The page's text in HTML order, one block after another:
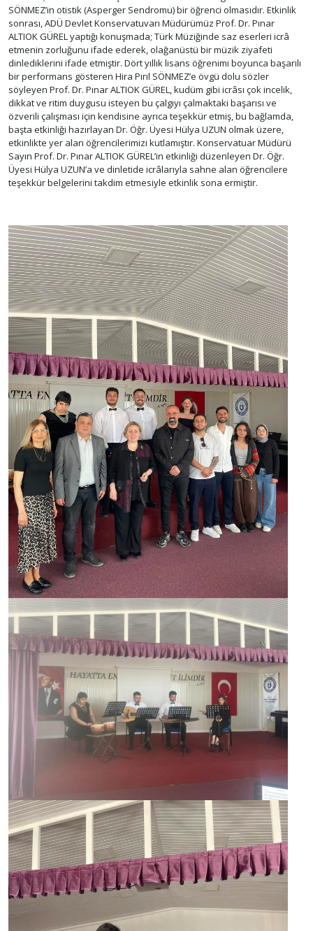
SÖNMEZ’in otistik (Asperger Sendromu) bir öğrenci olmasıdır. Etkinlik
sonrası, ADÜ Devlet Konservatuvarı Müdürümüz Prof. Dr. Pınar
ALTIOK GÜREL yaptığı konuşmada; Türk Müziğinde saz eserleri icrâ
etmenin zorluğunu ifade ederek, olağanüstü bir müzik ziyafeti
dinlediklerini ifade etmiştir. Dört yıllık lisans öğrenimi boyunca başarılı
bir performans gösteren Hira Pırıl SÖNMEZ’e övgü dolu sözler
söyleyen Prof. Dr. Pınar ALTIOK GÜREL, kudüm gibi icrâsı çok incelik,
dikkat ve ritim duygusu isteyen bu çalgıyı çalmaktaki başarısı ve
özverili çalışması için kendisine ayrıca teşekkür etmiş, bu bağlamda,
başta etkinliği hazırlayan Dr. Öğr. Üyesi Hülya UZUN olmak üzere,
etkinlikte yer alan öğrencilerimizi kutlamıştır. Konservatuar Müdürü
Sayın Prof. Dr. Pınar ALTIOK GÜREL’in etkinliği düzenleyen Dr. Öğr.
Üyesi Hülya UZUN’a ve dinletide icrâlarıyla sahne alan öğrencilere
teşekkür belgelerini takdim etmesiyle etkinlik sona ermiştir.